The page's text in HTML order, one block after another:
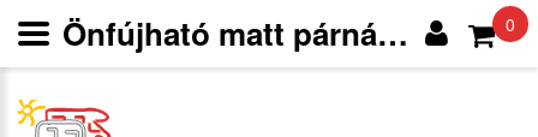
0
Önfújható matt párnával MIDNIGHT 188x66x6cm - Hálózsákok, matracok - Cattara -